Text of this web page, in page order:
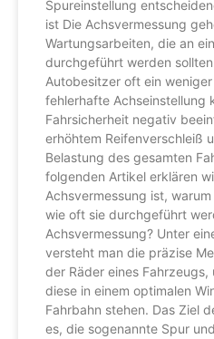
Spureinstellung
ist Die Achsvermessung
Wartungsarbeiten, die an
durchgeführt werden
Autobesitzer oft ein
fehlerhafte Achseinstellung
Fahrsicherheit negativ
erhöhtem Reifenverschleiß
Belastung des gesamten
folgenden Artikel erklären
Achsvermessung ist,
wie oft sie durchgeführt
Achsvermessung? Unter
versteht man die präzise
der Räder eines
diese in einem optimalen
Fahrbahn stehen. Das Ziel
es, die sogenannte Spur